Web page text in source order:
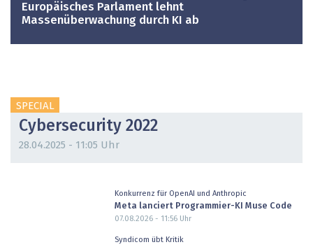
Europäisches Parlament lehnt
Massenüberwachung durch KI ab
SPECIAL
Cybersecurity 2022
28.04.2025 - 11:05 Uhr
Konkurrenz für OpenAI und Anthropic
Meta lanciert Programmier-KI Muse Code
07.08.2026 - 11:56Uhr
Syndicom übt Kritik